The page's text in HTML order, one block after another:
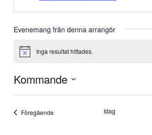
Evenemang från denna arrangör
Notis Inga resultat hittades.
Kommande
FöregåendeEvenemang Idag